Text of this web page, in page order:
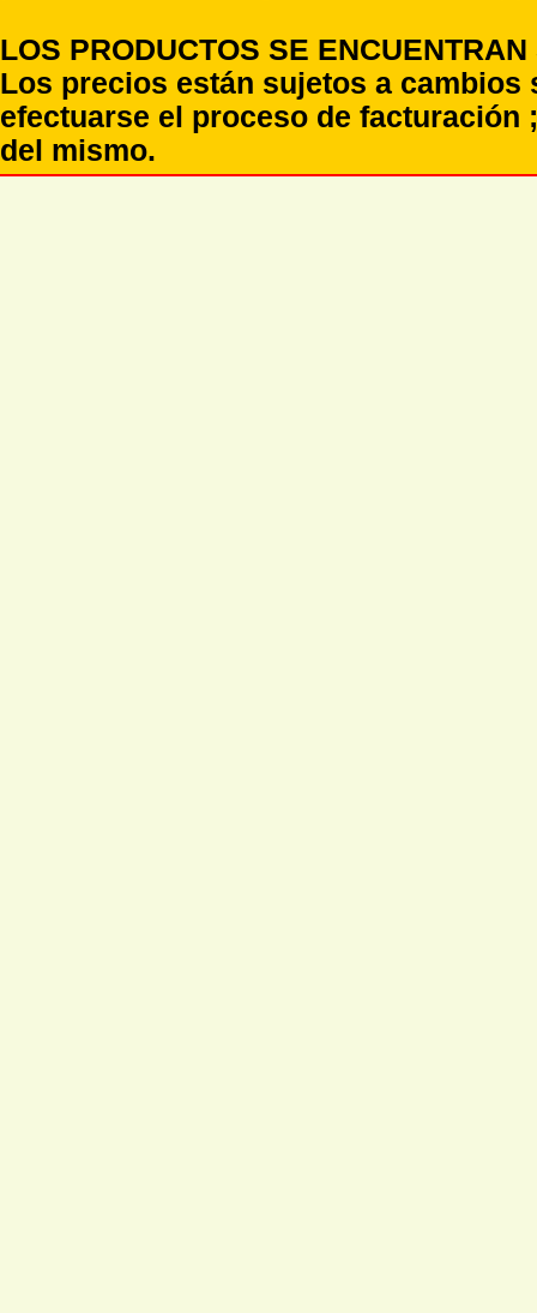
LOS PRODUCTOS SE
Los precios están sujetos a
efectuarse el proceso de
del mismo.